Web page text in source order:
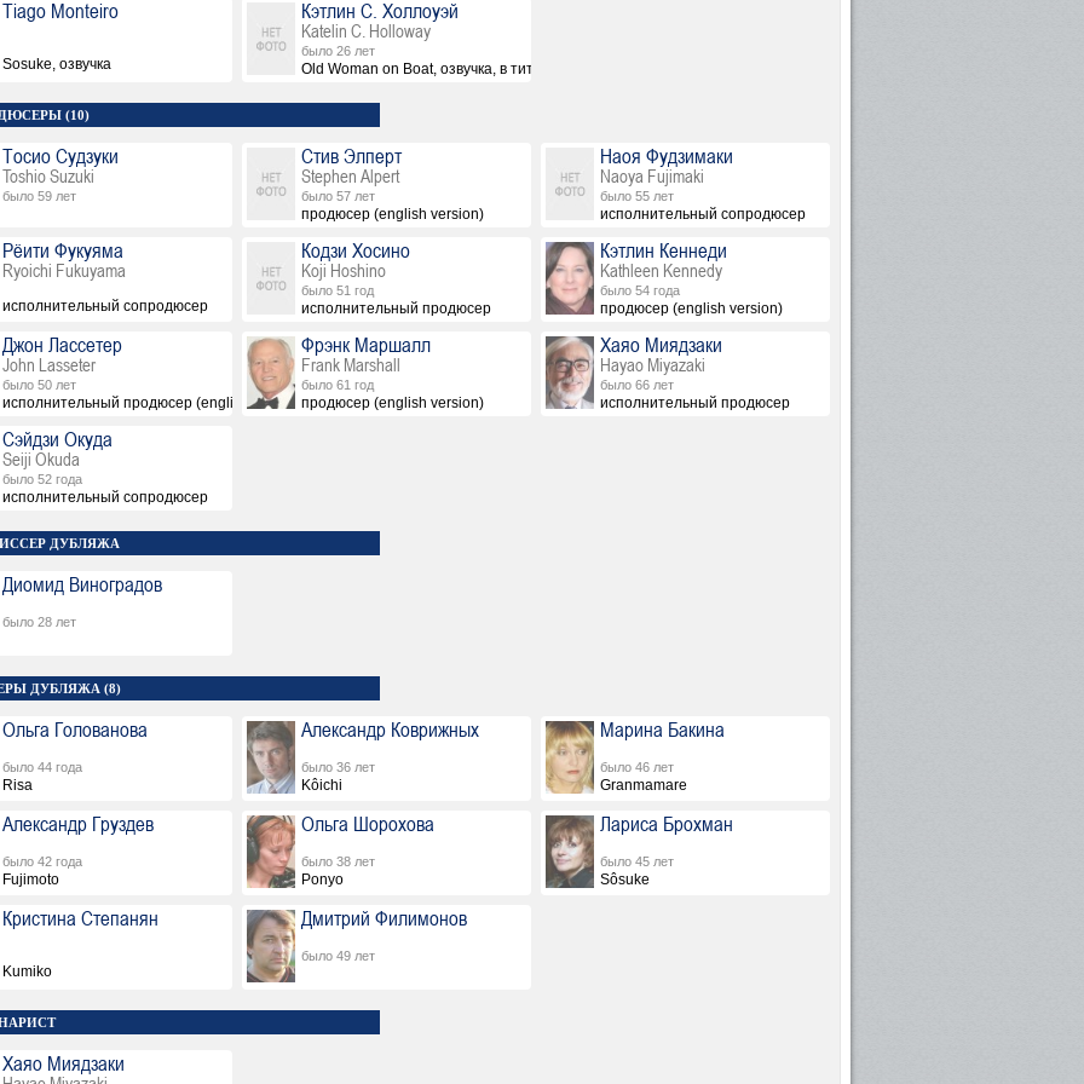
Tiago Monteiro
Sosuke, озвучка
Кэтлин С. Холлоуэй
Katelin C. Holloway
было 26 лет
Old Woman on Boat, озвучка, в титрах не указана
(10)
Тосио Судзуки
Toshio Suzuki
было 59 лет
Стив Элперт
Stephen Alpert
было 57 лет
продюсер (english version)
Наоя Фудзимаки
Naoya Fujimaki
было 55 лет
исполнительный сопродюсер
Рёити Фукуяма
Ryoichi Fukuyama
исполнительный сопродюсер
Кодзи Хосино
Koji Hoshino
было 51 год
исполнительный продюсер
Кэтлин Кеннеди
Kathleen Kennedy
было 54 года
продюсер (english version)
Джон Лассетер
John Lasseter
было 50 лет
исполнительный продюсер (english version)
Фрэнк Маршалл
Frank Marshall
было 61 год
продюсер (english version)
Хаяо Миядзаки
Hayao Miyazaki
было 66 лет
исполнительный продюсер
Сэйдзи Окуда
Seiji Okuda
было 52 года
исполнительный сопродюсер
ДУБЛЯЖА
Диомид Виноградов
было 28 лет
ДУБЛЯЖА (8)
Ольга Голованова
было 44 года
Risa
Александр Коврижных
было 36 лет
Kôichi
Марина Бакина
было 46 лет
Granmamare
Александр Груздев
было 42 года
Fujimoto
Ольга Шорохова
было 38 лет
Ponyo
Лариса Брохман
было 45 лет
Sôsuke
Кристина Степанян
Kumiko
Дмитрий Филимонов
было 49 лет
Хаяо Миядзаки